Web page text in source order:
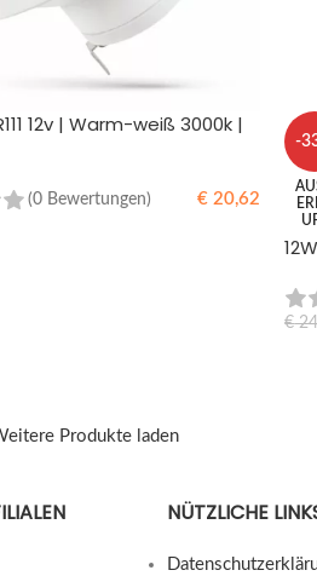
12v | Warm-weiß 3000k |
(0 Bewertungen) € 20,62
-
€
Produkte laden
NÜTZLICHE